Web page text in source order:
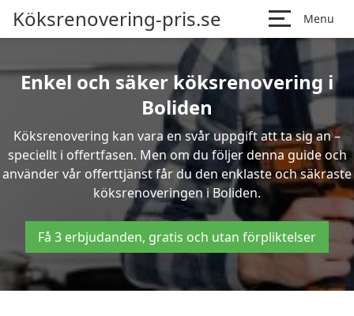
Köksrenovering-pris.se Menu
Enkel och säker köksrenovering i
Boliden
Köksrenovering kan vara en svår uppgift att ta sig an –
speciellt i offertfasen. Men om du följer denna guide och
använder vår offerttjänst får du den enklaste och säkraste
köksrenoveringen i Boliden.
Få 3 erbjudanden, gratis och utan förpliktelser